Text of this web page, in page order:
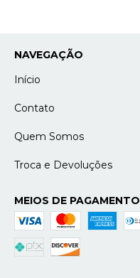
NAVEGAÇÃO
Início
Contato
Quem Somos
Troca e Devoluções
MEIOS DE PAGAMENTO